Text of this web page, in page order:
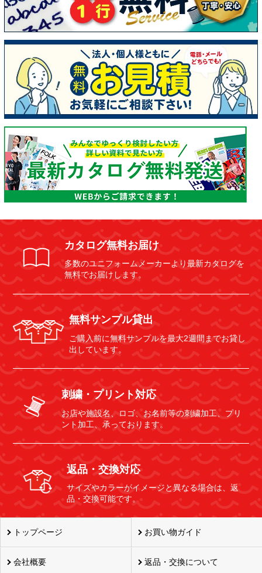
カタログ無料お届け
多数のユニフォームメーカーより最新カタログを
無料でお届けします。
無料サンプル貸出
ご購入前に無料サンプルを最大2週間までお貸し
出しています。
刺繍・プリント対応
お店や施設名、ロゴ、お名前等の刺繍加工、プリ
ント加工、承っております。
返品・交換対応
サイズやカラーがイメージと異なる場合は、返
品・交換可能です。
トップページ お買い物ガイド
会社概要 返品・交換について